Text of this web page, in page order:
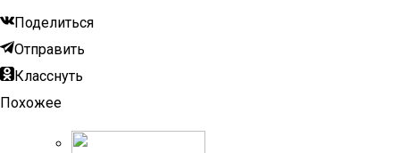
Поделиться
Отправить
Класснуть
Похожее